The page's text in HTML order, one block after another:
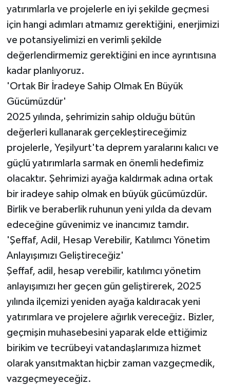
yatırımlarla ve projelerle en iyi şekilde geçmesi
için hangi adımları atmamız gerektiğini, enerjimizi
ve potansiyelimizi en verimli şekilde
değerlendirmemiz gerektiğini en ince ayrıntısına
kadar planlıyoruz.
'Ortak Bir İradeye Sahip Olmak En Büyük
Gücümüzdür'
2025 yılında, şehrimizin sahip olduğu bütün
değerleri kullanarak gerçekleştireceğimiz
projelerle, Yeşilyurt'ta deprem yaralarını kalıcı ve
güçlü yatırımlarla sarmak en önemli hedefimiz
olacaktır. Şehrimizi ayağa kaldırmak adına ortak
bir iradeye sahip olmak en büyük gücümüzdür.
Birlik ve beraberlik ruhunun yeni yılda da devam
edeceğine güvenimiz ve inancımız tamdır.
'Şeffaf, Adil, Hesap Verebilir, Katılımcı Yönetim
Anlayışımızı Geliştireceğiz'
Şeffaf, adil, hesap verebilir, katılımcı yönetim
anlayışımızı her geçen gün geliştirerek, 2025
yılında ilçemizi yeniden ayağa kaldıracak yeni
yatırımlara ve projelere ağırlık vereceğiz. Bizler,
geçmişin muhasebesini yaparak elde ettiğimiz
birikim ve tecrübeyi vatandaşlarımıza hizmet
olarak yansıtmaktan hiçbir zaman vazgeçmedik,
vazgeçmeyeceğiz.